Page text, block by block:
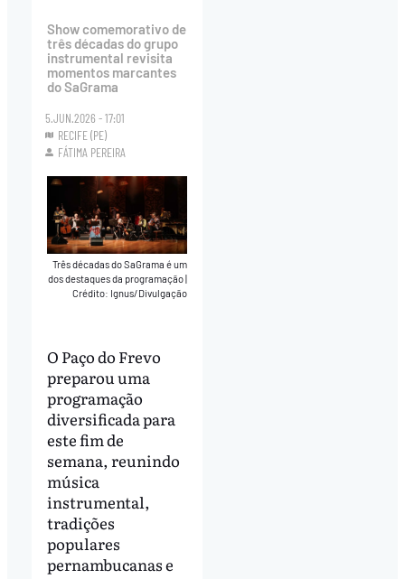
Show comemorativo de
três décadas do grupo
instrumental revisita
momentos marcantes
do SaGrama
5.JUN.2026 - 17:01
RECIFE (PE)
FÁTIMA PEREIRA
Três décadas do SaGrama é um
dos destaques da programação|
Crédito: Ignus/Divulgação
O Paço do Frevo
preparou uma
programação
diversificada para
este fim de
semana, reunindo
música
instrumental,
tradições
populares
pernambucanas e